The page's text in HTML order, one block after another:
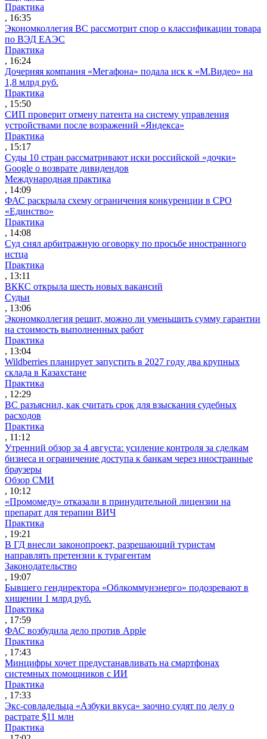
Практика
, 16:35
Экономколлегия ВС рассмотрит спор о классификации товара
по ВЭД ЕАЭС
Практика
, 16:24
Дочерняя компания «Мегафона» подала иск к «М.Видео» на
1,8 млрд руб.
Практика
, 15:50
СИП проверит отмену патента на систему управления
устройствами после возражений «Яндекса»
Практика
, 15:17
Суды 10 стран рассматривают иски российской «дочки»
Google о возврате дивидендов
Международная практика
, 14:09
ФАС раскрыла схему ограничения конкуренции в СРО
«Единство»
Практика
, 14:08
Суд снял арбитражную оговорку по просьбе иностранного
истца
Практика
, 13:11
ВККС открыла шесть новых вакансий
Судьи
, 13:06
Экономколлегия решит, можно ли уменьшить сумму гарантии
на стоимость выполненных работ
Практика
, 13:04
Wildberries планирует запустить в 2027 году два крупных
склада в Казахстане
Практика
, 12:29
ВС разъяснил, как считать срок для взыскания судебных
расходов
Практика
, 11:12
Утренний обзор за 4 августа: усиление контроля за сделкам
бизнеса и ограничение доступа к банкам через иностранные
браузеры
Обзор СМИ
, 10:12
«Промомеду» отказали в принудительной лицензии на
препарат для терапии ВИЧ
Практика
, 19:21
В ГД внесли законопроект, разрешающий туристам
направлять претензии к турагентам
Законодательство
, 19:07
Бывшего гендиректора «Облкоммунэнерго» подозревают в
хищении 1 млрд руб.
Практика
, 17:59
ФАС возбудила дело против Apple
Практика
, 17:43
Минцифры хочет предустанавливать на смартфонах
системных помощников с ИИ
Практика
, 17:33
Экс-совладельца «Азбуки вкуса» заочно судят по делу о
растрате $11 млн
Практика